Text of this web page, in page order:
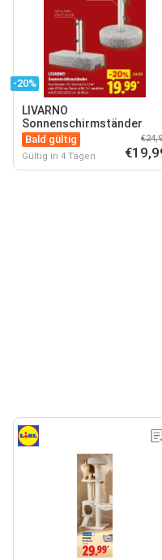
-20%
LIVARNO
Sonnenschirmständer
Bald gültig
Gültig in 4 Tagen